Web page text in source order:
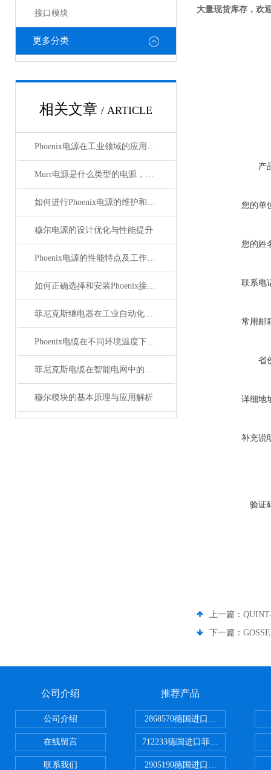
接口模块
更多分类
相关文章 / ARTICLE
Phoenix电源在工业领域的应用与优势
Murr电源是什么类型的电源，主要用于哪些领域？
如何进行Phoenix电源的维护和保养？
穆尔电源的设计优化与性能提升
Phoenix电源的性能特点及工作温度分析
如何正确选择和安装Phoenix接插件以确保其性能？
菲尼克斯继电器在工业自动化中的作用
Phoenix电缆在不同环境温度下的性能表现如何？
菲尼克斯电缆在智能电网中的应用
穆尔模块的基本原理与应用解析
大量现货库存，欢
产
您的单
您的姓
联系电
常用邮
省
详细地
补充说
验证
上一篇：
下一篇：
公司介绍
公司介绍
在线留言
联系我们
推荐产品
2868570德国进口菲尼克斯电源
712233德国进口菲尼克斯断路器
2905190德国进口菲尼克斯继电器